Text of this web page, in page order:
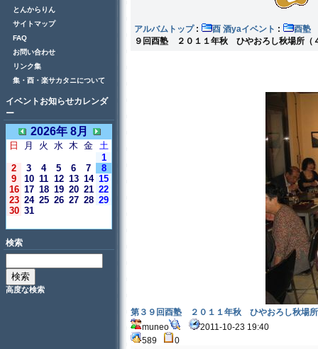
とんからりん
サイトマップ
FAQ
お問い合わせ
リンク集
集・酉・楽サカタニについて
イベントお知らせカレンダ
ー
2026年 8月
日 月 火 水 木 金 土
1
2
3 4 5 6 7
8
9
10 11 12 13 14 15
16 17 18 19 20 21 22
23 24 25 26 27 28 29
30 31
検索
高度な検索
アルバムトップ: 酉 酒yaイベント :
９回酉塾 ２０１１年秋 ひやおろし秋場所（
第３９回酉塾 ２０１１年秋 ひやおろし秋場
muneo
2011-10-23 19:40
589
0